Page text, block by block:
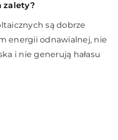
zalety?
są dobrze
energii odnawialnej, nie
i nie generują hałasu